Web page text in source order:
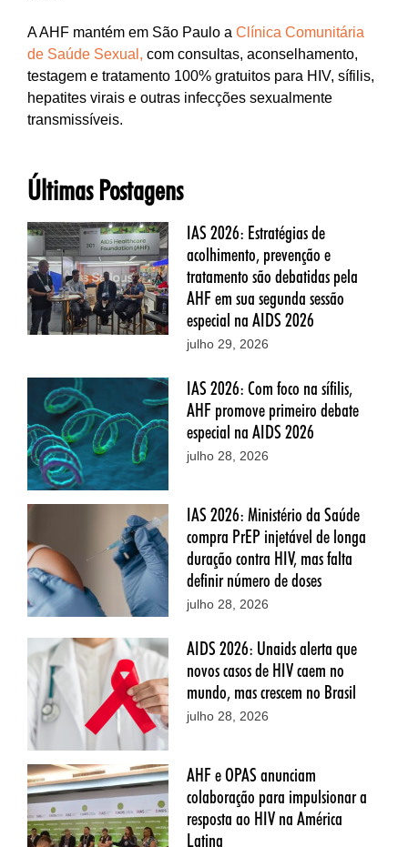
A AHF mantém em São Paulo a Clínica Comunitária
de Saúde Sexual, com consultas, aconselhamento,
testagem e tratamento 100% gratuitos para HIV, sífilis,
hepatites virais e outras infecções sexualmente
transmissíveis.
Últimas Postagens
IAS 2026: Estratégias de
acolhimento, prevenção e
tratamento são debatidas pela
AHF em sua segunda sessão
especial na AIDS 2026
julho 29, 2026
IAS 2026: Com foco na sífilis,
AHF promove primeiro debate
especial na AIDS 2026
julho 28, 2026
IAS 2026: Ministério da Saúde
compra PrEP injetável de longa
duração contra HIV, mas falta
definir número de doses
julho 28, 2026
AIDS 2026: Unaids alerta que
novos casos de HIV caem no
mundo, mas crescem no Brasil
julho 28, 2026
AHF e OPAS anunciam
colaboração para impulsionar a
resposta ao HIV na América
Latina